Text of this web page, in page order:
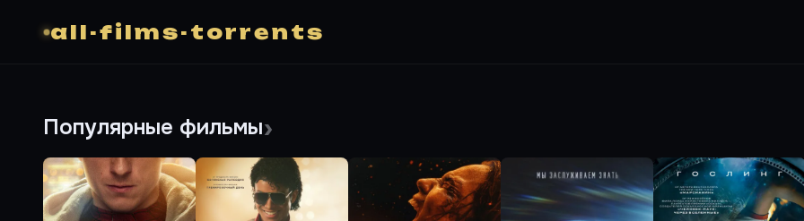
all-films-torrents
Популярные фильмы